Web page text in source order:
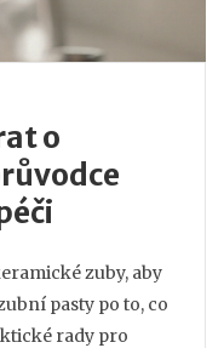
o
zuby, aby
pasty po to, co
rady pro